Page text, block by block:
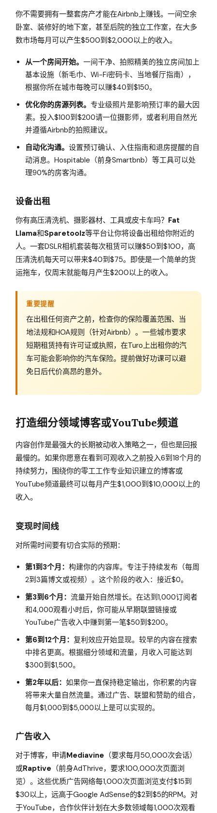
你不需要拥有一整套房产才能在Airbnb上赚钱。一间空余
卧室、装修好的地下室，甚至后院的独立工作室，在大多
数市场每月可以产生$500到$2,000以上的收入。
从一个房间开始。 一间干净、拍照精美的独立房间加上
基本设施（新毛巾、Wi-Fi密码卡、当地餐厅指南），
根据你所在城市每晚可以赚$40到$150。
优化你的房源列表。 专业级照片是影响预订率的最大因
素。投入$100到$200请一位摄影师，或者利用自然光
并遵循Airbnb的拍照建议。
自动化沟通。 设置预订确认、入住指南和退房提醒的自
动消息。Hospitable（前身Smartbnb）等工具可以处
理90%的房客沟通。
设备出租
你有高压清洗机、摄影器材、工具或皮卡车吗？ Fat
Llama和Sparetoolz等平台让你将设备出租给你附近的
人。一套DSLR相机套装每次租赁可以赚$50到$100，高
压清洗机每天可以带来$40到$75。即使是一个简单的货
运拖车，仅周末就能每月产生$200以上的收入。
重要提醒
在出租任何资产之前，检查你的保险覆盖范围、当
地法规和HOA规则（针对Airbnb）。一些城市要求
短期租赁持有许可证或执照，在Turo上出租你的汽
车可能会影响你的汽车保险。提前做好功课可以避
免日后代价高昂的意外。
打造细分领域博客或YouTube频道
内容创作是最强大的长期被动收入策略之一，但也是回报
最慢的。如果你愿意在看到可观收入之前投入6到18个月的
持续努力，围绕你的零工工作专业知识建立的博客或
YouTube频道最终可以每月产生$1,000到$10,000以上的
收入。
变现时间线
对所需时间要有切合实际的预期：
第1到3个月： 构建你的内容库。专注于持续发布（每周
2到3篇博文或视频）。这个阶段的收入：接近$0。
第3到6个月： 流量开始自然增长。在达到1,000订阅者
和4,000观看小时后，你可能从早期联盟链接或
YouTube广告收入中赚到第一笔$50到$200。
第6到12个月： 复利效应开始显现。较早的内容在搜索
中排名更高。根据细分领域和流量，月收入可能达到
$300到$1,500。
第2年以后： 如果你一直保持稳定输出，你积累的内容
将带来大量自然流量。通过广告、联盟和赞助的组合，
每月$1,000到$5,000以上是可以实现的。
广告收入
对于博客，申请Mediavine （要求每月50,000次会话）
或Raptive （前身AdThrive，要求100,000次页面浏
览）。这些优质广告网络每1,000次页面浏览支付$15到
$30以上，远高于Google AdSense的$2到$5的RPM。对
于YouTube，合作伙伴计划在大多数领域每1,000次观看